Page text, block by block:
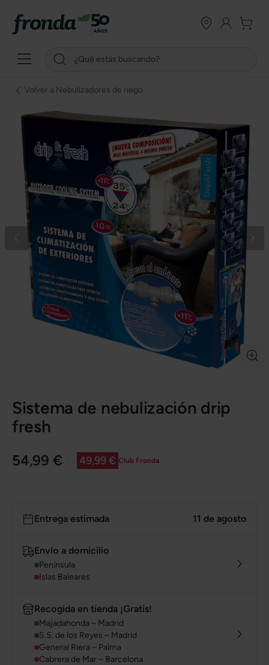
Volver a Nebulizadores de riego
Sistema de nebulización drip
fresh
54,99 € 49,99 € Club Fronda
Entrega estimada 11 de agosto
Envío a domicilio
Península
Islas Baleares
Recogida en tienda ¡Gratis!
Majadahonda – Madrid
S.S. de los Reyes – Madrid
General Riera – Palma
Cabrera de Mar – Barcelona